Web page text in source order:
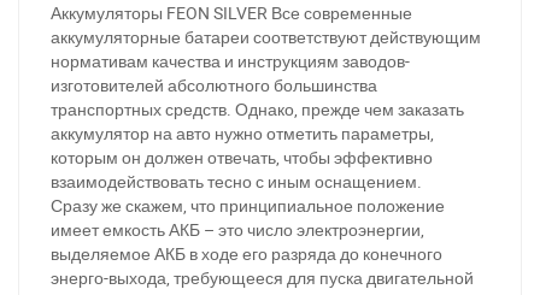
Аккумуляторы FEON SILVER Все современные
аккумуляторные батареи соответствуют действующим
нормативам качества и инструкциям заводов-
изготовителей абсолютного большинства
транспортных средств. Однако, прежде чем заказать
аккумулятор на авто нужно отметить параметры,
которым он должен отвечать, чтобы эффективно
взаимодействовать тесно с иным оснащением.
Сразу же скажем, что принципиальное положение
имеет емкость АКБ – это число электроэнергии,
выделяемое АКБ в ходе его разряда до конечного
энерго-выхода, требующееся для пуска двигательной